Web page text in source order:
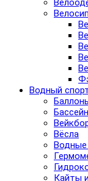
Водный
Вёсла
Кайты